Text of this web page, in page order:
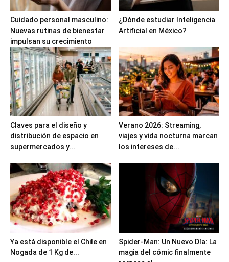
Cuidado personal masculino:
Nuevas rutinas de bienestar
impulsan su crecimiento
¿Dónde estudiar Inteligencia
Artificial en México?
Claves para el diseño y
distribución de espacio en
supermercados y...
Verano 2026: Streaming,
viajes y vida nocturna marcan
los intereses de...
Ya está disponible el Chile en
Nogada de 1 Kg de...
Spider-Man: Un Nuevo Día: La
magia del cómic finalmente